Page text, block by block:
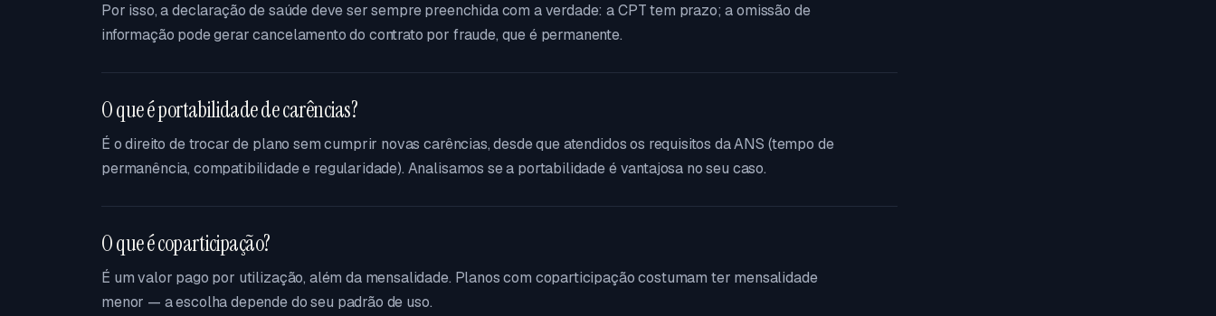
Por isso, a declaração de saúde deve ser sempre preenchida com a verdade: a CPT tem prazo; a omissão de
informação pode gerar cancelamento do contrato por fraude, que é permanente.
O que é portabilidade de carências?
É o direito de trocar de plano sem cumprir novas carências, desde que atendidos os requisitos da ANS (tempo de
permanência, compatibilidade e regularidade). Analisamos se a portabilidade é vantajosa no seu caso.
O que é coparticipação?
É um valor pago por utilização, além da mensalidade. Planos com coparticipação costumam ter mensalidade
menor — a escolha depende do seu padrão de uso.